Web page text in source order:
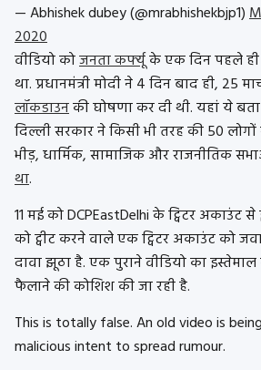
— Abhishek dubey (@mrabhishekbjp1)
2020
वीडियो कोजनता कर्फ्यूके एक दिन पहले ही
था. प्रधानमंत्री मोदी ने 4 दिन बाद ही, 25
लॉकडाउनकी घोषणा कर दी थी. यहां ये
दिल्ली सरकार ने किसी भी तरह की 50
भीड़, धार्मिक, सामाजिक और राजनीतिक
था.
11 मई को DCPEastDelhi के ट्विटर अकाउंट से
को ट्वीट करने वाले एक ट्विटर अकाउंट को
दावा झूठा है. एक पुराने वीडियो का
फैलाने की कोशिश की जा रही है.
This is totally false. An old video is
malicious intent to spread rumour.